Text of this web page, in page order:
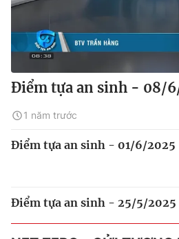
Điểm tựa an sinh - 08/
1 năm trước
Điểm tựa an sinh - 01/6/2025
Điểm tựa an sinh - 25/5/2025